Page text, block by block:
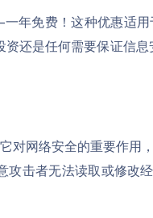
年免费！这种优惠适
还是任何需要保证信
对网络安全的重要作用
攻击者无法读取或修改